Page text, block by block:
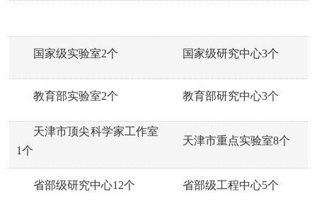
国家级实验室2个 国家级研究中心3个
教育部实验室2个 教育部研究中心3个
天津市顶尖科学家工作室
1个
天津市重点实验室8个
省部级研究中心12个 省部级工程中心5个